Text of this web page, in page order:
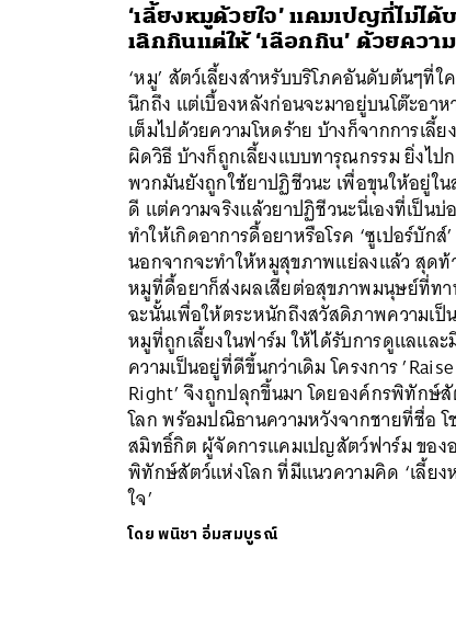
‘เลี้ยงหมูด้วยใจ’ แคมเปญที่ไม่ได้
เลิกกินแต่ให้ ‘เลือกกิน’ ด้วยความ
‘หมู’ สัตว์เลี้ยงสำหรับบริโภคอันดับต้นๆที่ใ
นึกถึง แต่เบื้องหลังก่อนจะมาอยู่บนโต๊ะอาห
เต็มไปด้วยความโหดร้าย บ้างก็จากการเลี้
ผิดวิธี บ้างก็ถูกเลี้ยงแบบทารุณกรรม ยิ่งไป
พวกมันยังถูกใช้ยาปฏิชีวนะ เพื่อขุนให้อยู่ใ
ดี แต่ความจริงแล้วยาปฏิชีวนะนี่เองที่เป็นบ่
ทำให้เกิดอาการดื้อยาหรือโรค ‘ซูเปอร์บักส์
นอกจากจะทำให้หมูสุขภาพแย่ลงแล้ว สุดท้
หมูที่ดื้อยาก็ส่งผลเสียต่อสุขภาพมนุษย์ที่ทา
ฉะนั้นเพื่อให้ตระหนักถึงสวัสดิภาพความเป็
หมูที่ถูกเลี้ยงในฟาร์ม ให้ได้รับการดูแลและ
ความเป็นอยู่ที่ดีขึ้นกว่าเดิม โครงการ
Right’ จึงถูกปลุกขึ้นมา โดยองค์กรพิทักษ์
โลก พร้อมปณิธานความหวังจากชายที่ชื่อ
สมิทธิ์กิต ผู้จัดการแคมเปญสัตว์ฟาร์ม ของ
พิทักษ์สัตว์แห่งโลก ที่มีแนวความคิด ‘เลี้ยง
ใจ’
โดยพนิชา อิ่มสมบูรณ์